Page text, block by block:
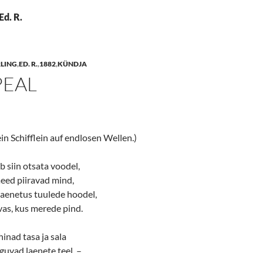
R.
,ED. R.,1882,KÜNDJA
Schifflein auf endlosen Wellen.)
siin otsata voodel,
piiravad mind,
tuulede hoodel,
kus merede pind.
tasa ja sala
laenete teel, –